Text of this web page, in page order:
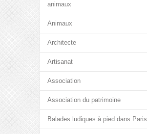
animaux
Animaux
Architecte
Artisanat
Association
Association du patrimoine
Balades ludiques à pied dans Paris